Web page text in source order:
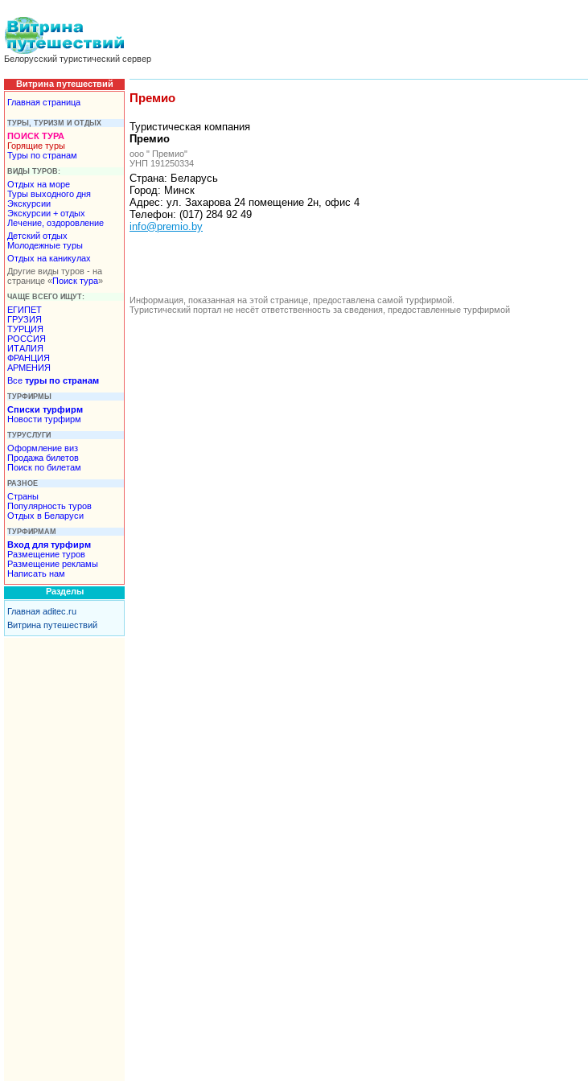
Белорусский туристический сервер
Витрина путешествий
Главная страница
ТУРЫ, ТУРИЗМ И ОТДЫХ
ПОИСК ТУРА
Горящие туры
Туры по странам
ВИДЫ ТУРОВ:
Отдых на море
Туры выходного дня
Экскурсии
Экскурсии + отдых
Лечение, оздоровление
Детский отдых
Молодежные туры
Отдых на каникулах
Другие виды туров - на
странице «Поиск тура»
ЧАЩЕ ВСЕГО ИЩУТ:
ЕГИПЕТ
ГРУЗИЯ
ТУРЦИЯ
РОССИЯ
ИТАЛИЯ
ФРАНЦИЯ
АРМЕНИЯ
Все туры по странам
ТУРФИРМЫ
Списки турфирм
Новости турфирм
ТУРУСЛУГИ
Оформление виз
Продажа билетов
Поиск по билетам
РАЗНОЕ
Страны
Популярность туров
Отдых в Беларуси
ТУРФИРМАМ
Вход для турфирм
Размещение туров
Размещение рекламы
Написать нам
Разделы
Главная aditec.ru
Витрина путешествий
Премио
Туристическая компания
Премио
ооо " Премио"
УНП 191250334
Страна: Беларусь
Город: Минск
Адрес: ул. Захарова 24 помещение 2н, офис 4
Телефон: (017) 284 92 49
info@premio.by
Информация, показанная на этой странице, предоставлена самой турфирмой.
Туристический портал не несёт ответственность за сведения, предоставленные турфирмой